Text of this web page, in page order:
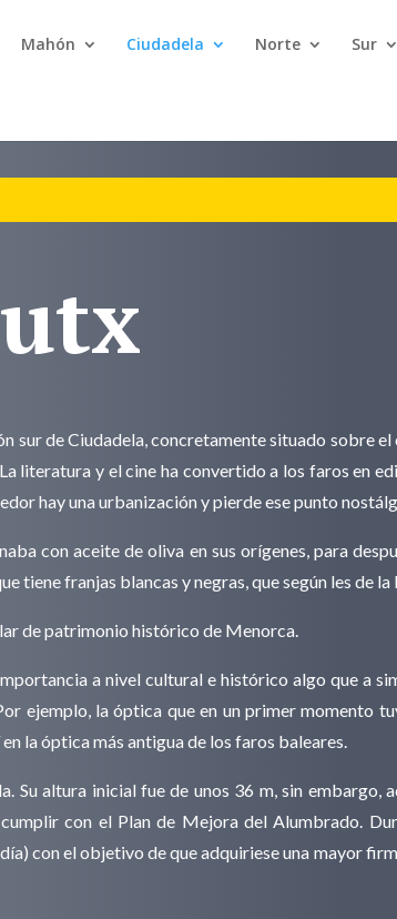
Mahón Ciudadela Norte Sur
sur de Ciudadela, concretamente situado sobre
literatura y el cine ha convertido a los faros en
hay una urbanización y pierde ese punto
con aceite de oliva en sus orígenes, para
tiene franjas blancas y negras, que según les de la
de patrimonio histórico de Menorca.
a nivel cultural e histórico algo que a
ejemplo, la óptica que en un primer momento
la óptica más antigua de los faros baleares.
Su altura inicial fue de unos 36 m, sin embargo,
con el Plan de Mejora del Alumbrado.
con el objetivo de que adquiriese una mayor